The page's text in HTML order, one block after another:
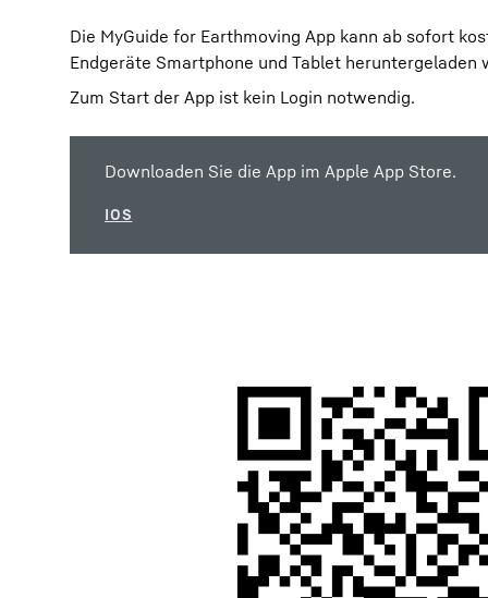
Die MyGuide for Earthmoving App kann ab sofort
Endgeräte Smartphone und Tablet heruntergeladen
Zum Start der App ist kein Login notwendig.
Downloaden Sie die App im Apple App Store.